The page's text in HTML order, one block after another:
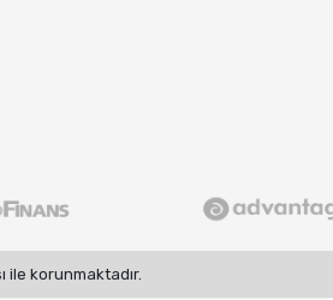
ile korunmaktadır.